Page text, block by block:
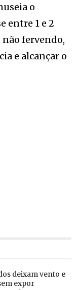
o
entre 1 e 2
fervendo,
e alcançar o
deixam vento e
expor